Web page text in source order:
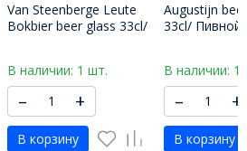
Van Steenberge Leute
Bokbier beer glass 33cl/
Бокбир 330 МЛ
В наличии: 1 шт.
– +
В корзину
Augustijn
33cl/ Пивной
В наличии: 1
– +
В корзину